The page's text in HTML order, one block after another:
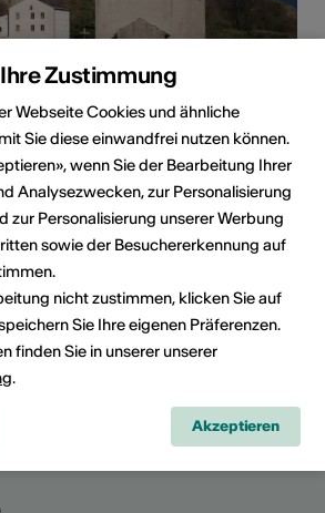
Raron
Zustimmung
Webseite Cookies und ähnliche
Sie diese einwandfrei nutzen können.
wenn Sie der Bearbeitung Ihrer
Analysezwecken, zur Personalisierung
zur Personalisierung unserer Werbung
sowie der Besuchererkennung auf
nicht zustimmen, klicken Sie auf
Sie Ihre eigenen Präferenzen.
finden Sie in unserer unserer
.
Akzeptieren